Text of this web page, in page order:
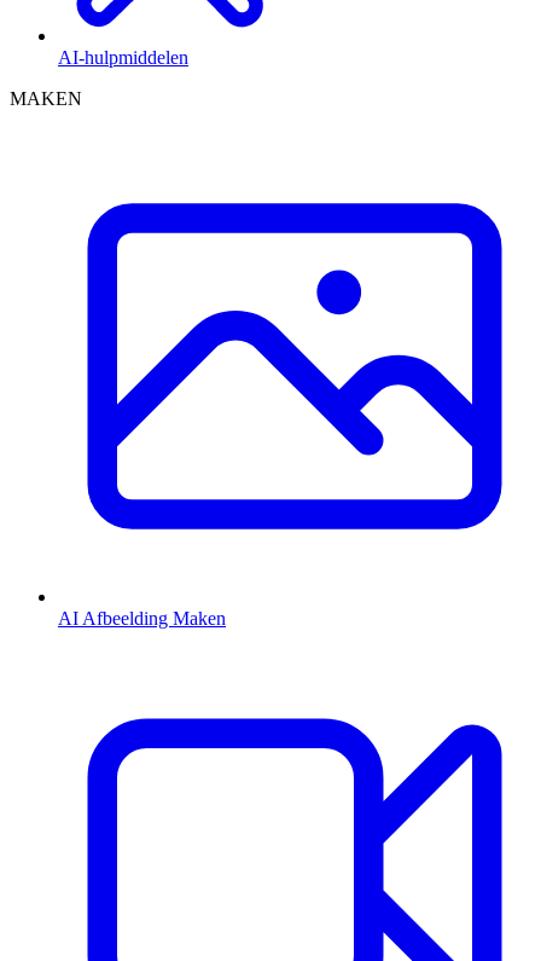
AI-hulpmiddelen
MAKEN
AI Afbeelding Maken